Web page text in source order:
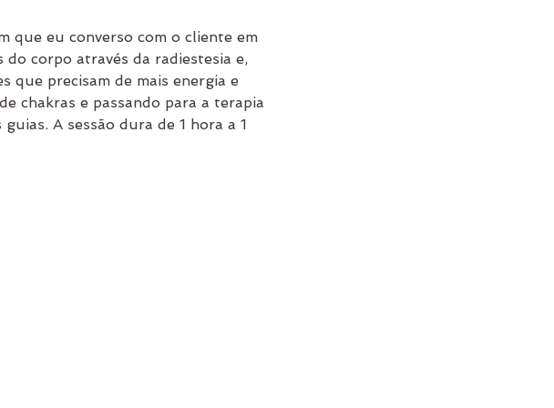
que eu converso com o cliente em
do corpo através da radiestesia e,
que precisam de mais energia e
chakras e passando para a terapia
A sessão dura de 1 hora a 1